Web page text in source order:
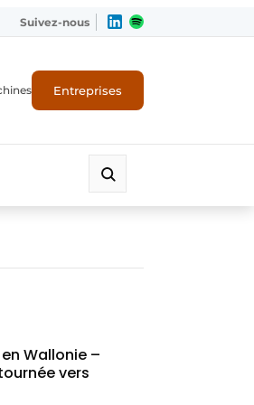
Suivez-nous
Entreprises
Wallonie –
vers